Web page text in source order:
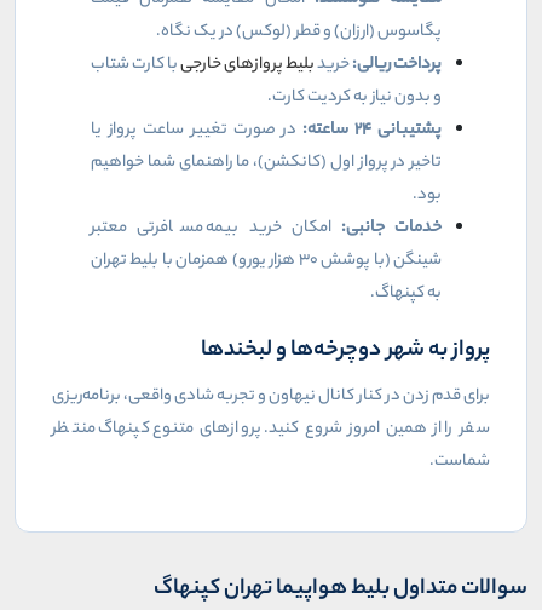
پگاسوس (ارزان) و قطر (لوکس) در یک نگاه.
پرداخت ریالی:خریدبلیط پروازهای خارجیبا کارت شتاب
و بدون نیاز به کردیت کارت.
پشتیبانی ۲۴ساعته: در صورت تغییر ساعت پرواز یا
تاخیر در پرواز اول (کانکشن)، ما راهنمای شما خواهیم
بود.
خدمات جانبی: امکان خرید بیمه مسافرتی معتبر
شینگن (با پوشش ۳۰ هزار یورو) همزمان با بلیط تهران
به کپنهاگ.
پرواز به شهر دوچرخه‌ها و لبخندها
برای قدم زدن در کنار کانال نیهاون و تجربه شادی واقعی، برنامه‌ریزی
سفر را از همین امروز شروع کنید. پروازهای متنوع کپنهاگ منتظر
شماست.
سوالات متداول بلیط هواپیما تهران کپنهاگ